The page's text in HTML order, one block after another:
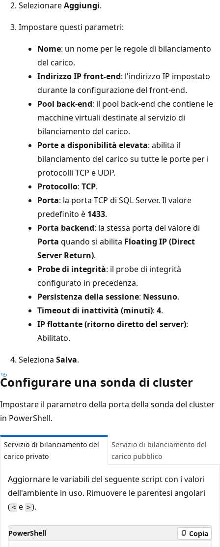
SelezionareAggiungi.
Impostare questi parametri:
Nome: un nome per le regole di bilanciamento
del carico.
Indirizzo IP front-end: l'indirizzo IP impostato
durante la configurazione del front-end.
Pool back-end: il pool back-end che contiene le
macchine virtuali destinate al servizio di
bilanciamento del carico.
Porte a disponibilità elevata: abilita il
bilanciamento del carico su tutte le porte per i
protocolli TCP e UDP.
Protocollo: TCP.
Porta: la porta TCP di SQL Server. Il valore
predefinito è 1433.
Porta backend: la stessa porta del valore di
Porta quando si abilita Floating IP (Direct
Server Return).
Probe di integrità: il probe di integrità
configurato in precedenza.
Persistenza della sessione: Nessuno.
Timeout di inattività (minuti): 4.
IP flottante (ritorno diretto del server):
Abilitato.
Seleziona Salva.
Configurare una sonda di cluster
Impostare il parametro della porta della sonda del cluster
in PowerShell.
Servizio di bilanciamento del
carico privato
Servizio di bilanciamento del
carico pubblico
Aggiornare le variabili del seguente script con i valori
dell'ambiente in uso. Rimuovere le parentesi angolari
( < e>).
PowerShell Copia